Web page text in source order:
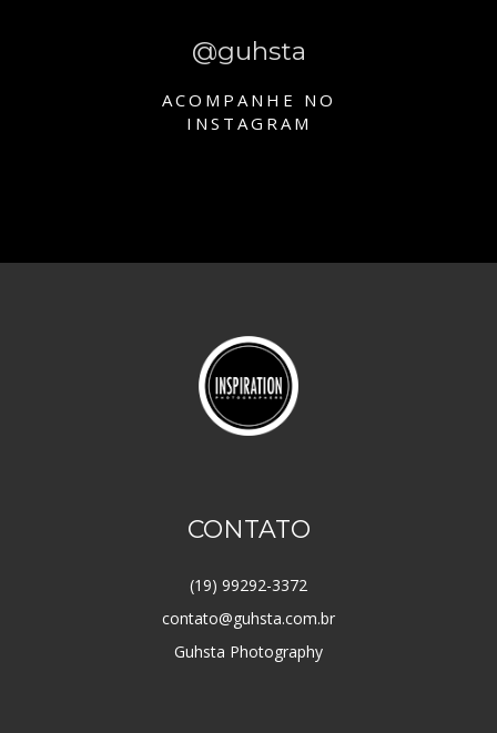
@guhsta
ACOMPANHE NO
INSTAGRAM
CONTATO
(19) 99292-3372
contato@guhsta.com.br
Guhsta Photography